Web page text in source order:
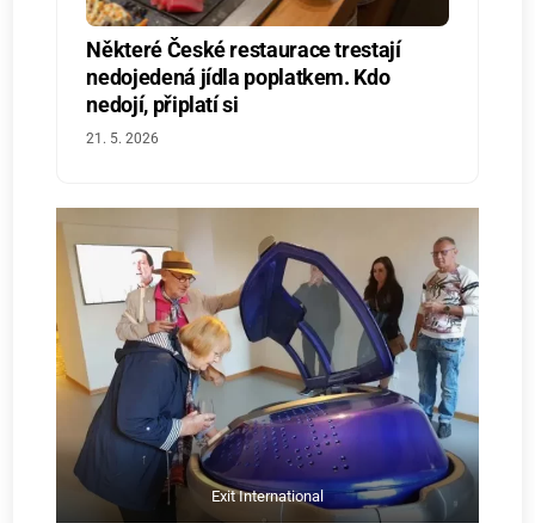
Některé České restaurace trestají
nedojedená jídla poplatkem. Kdo
nedojí, připlatí si
21. 5. 2026
Exit International